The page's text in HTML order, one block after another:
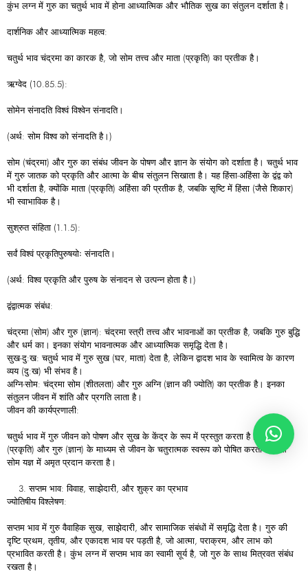
कुंभ लग्न में गुरु का चतुर्थ भाव में होना आध्यात्मिक और भौतिक सुख का संतुलन दर्शाता है।
दार्शनिक और आध्यात्मिक महत्व:
चतुर्थ भाव चंद्रमा का कारक है, जो सोम तत्त्व और माता (प्रकृति) का प्रतीक है।
ऋग्वेद (10.85.5):
सोमेन संनादति विश्वं विश्वेन संनादति।
(अर्थ: सोम विश्व को संनादति है।)
सोम (चंद्रमा) और गुरु का संबंध जीवन के पोषण और ज्ञान के संयोग को दर्शाता है। चतुर्थ भाव
में गुरु जातक को प्रकृति और आत्मा के बीच संतुलन सिखाता है। यह हिंसा-अहिंसा के द्वंद्व को
भी दर्शाता है, क्योंकि माता (प्रकृति) अहिंसा की प्रतीक है, जबकि सृष्टि में हिंसा (जैसे शिकार)
भी स्वाभाविक है।
सुश्रुत संहिता (1.1.5):
सर्वं विश्वं प्रकृतिपुरुषयोः संनादति।
(अर्थ: विश्व प्रकृति और पुरुष के संनादन से उत्पन्न होता है।)
द्वंद्वात्मक संबंध:
चंद्रमा (सोम) और गुरु (ज्ञान): चंद्रमा स्त्री तत्त्व और भावनाओं का प्रतीक है, जबकि गुरु बुद्धि
और धर्म का। इनका संयोग भावनात्मक और आध्यात्मिक समृद्धि देता है।
सुख-दु:ख: चतुर्थ भाव में गुरु सुख (घर, माता) देता है, लेकिन द्वादश भाव के स्वामित्व के कारण
व्यय (दु:ख) भी संभव है।
अग्नि-सोम: चंद्रमा सोम (शीतलता) और गुरु अग्नि (ज्ञान की ज्योति) का प्रतीक है। इनका
संतुलन जीवन में शांति और प्रगति लाता है।
जीवन की कार्यप्रणाली:
चतुर्थ भाव में गुरु जीवन को पोषण और सुख के केंद्र के रूप में प्रस्तुत करता है। यह माता
(प्रकृति) और गुरु (ज्ञान) के माध्यम से जीवन के चतुरात्मक स्वरूप को पोषित करता है, जैसे
सोम यज्ञ में अमृत प्रदान करता है।
सप्तम भाव: विवाह, साझेदारी, और शुक्र का प्रभाव
ज्योतिषीय विश्लेषण:
सप्तम भाव में गुरु वैवाहिक सुख, साझेदारी, और सामाजिक संबंधों में समृद्धि देता है। गुरु की
दृष्टि प्रथम, तृतीय, और एकादश भाव पर पड़ती है, जो आत्मा, पराक्रम, और लाभ को
प्रभावित करती है। कुंभ लग्न में सप्तम भाव का स्वामी सूर्य है, जो गुरु के साथ मित्रवत संबंध
रखता है।